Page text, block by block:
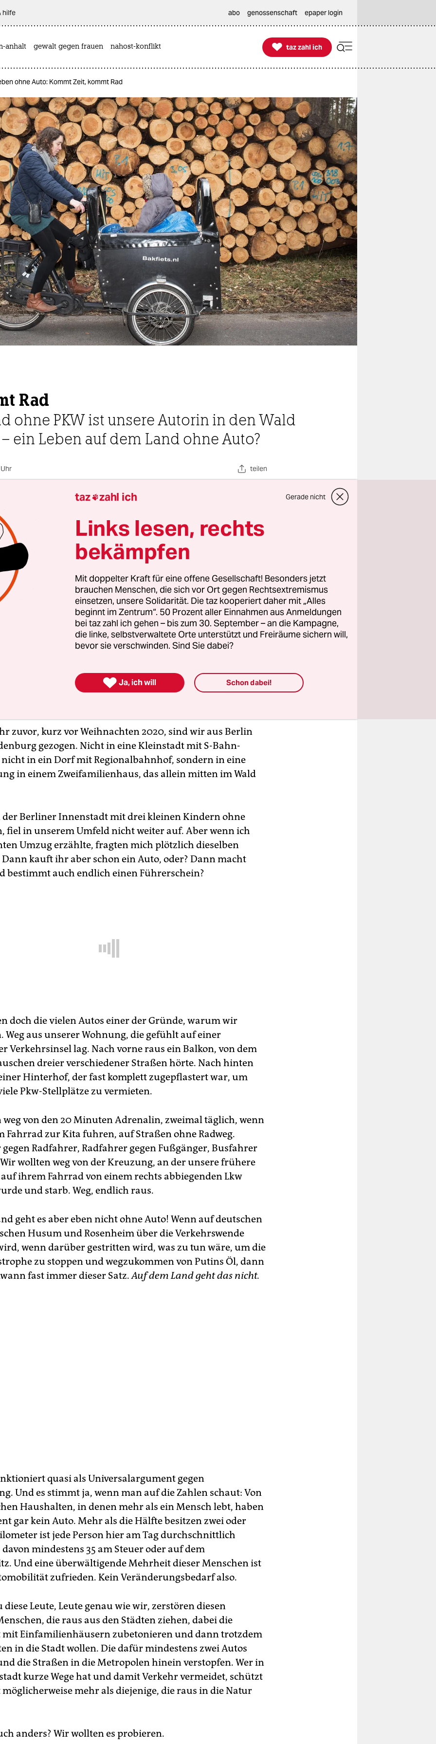
hilfe abo genossenschaft epaper login
anhalt gewalt gegen frauen nahost-konflikt 
taz zahl ich
taz zahl ich
ohne Auto: Kommt Zeit, kommt Rad
Rad
ohne PKW ist unsere Autorin in den Wald
ein Leben auf dem Land ohne Auto?
teilen
Morgen des 3. Januar ist es so weit. Um 5.50 Uhr sitze ich
dem Handy in der Hand auf dem Klodeckel und tippe bei
Kleinanzeigen „Gebrauchtwagen“ und meine
ein. Nur mal schauen.
der Regen gegen das Badezimmerfenster, es ist
das Thermometer zeigt 1 Grad über Null. In weniger als
müssen mein Freund oder ich unsere zwei
bringen. Ohne Auto, wie immer. Straßenlaternen gibt es
des Weges nicht, nur Hunderte Kiefern, die im Wind
zuvor, kurz vor Weihnachten 2020, sind wir aus Berlin
gezogen. Nicht in eine Kleinstadt mit S-Bahn-
in ein Dorf mit Regionalbahnhof, sondern in eine
in einem Zweifamilienhaus, das allein mitten im Wald
der Berliner Innenstadt mit drei kleinen Kindern ohne
fiel in unserem Umfeld nicht weiter auf. Aber wenn ich
Umzug erzählte, fragten mich plötzlich dieselben
kauft ihr aber schon ein Auto, oder? Dann macht
bestimmt auch endlich einen Führerschein?
doch die vielen Autos einer der Gründe, warum wir
Weg aus unserer Wohnung, die gefühlt auf einer
Verkehrsinsel lag. Nach vorne raus ein Balkon, von dem
dreier verschiedener Straßen hörte. Nach hinten
Hinterhof, der fast komplett zugepflastert war, um
Pkw-Stellplätze zu vermieten.
weg von den 20 Minuten Adrenalin, zweimal täglich, wenn
Fahrrad zur Kita fuhren, auf Straßen ohne Radweg.
Radfahrer, Radfahrer gegen Fußgänger, Busfahrer
wollten weg von der Kreuzung, an der unsere frühere
ihrem Fahrrad von einem rechts abbiegenden Lkw
und starb. Weg, endlich raus.
geht es aber eben nicht ohne Auto! Wenn auf deutschen
Husum und Rosenheim über die Verkehrswende
wenn darüber gestritten wird, was zu tun wäre, um die
zu stoppen und wegzukommen von Putins Öl, dann
fast immer dieser Satz.Auf dem Land geht das nicht.
quasi als Universalargument gegen
Und es stimmt ja, wenn man auf die Zahlen schaut: Von
Haushalten, in denen mehr als ein Mensch lebt, haben
gar kein Auto. Mehr als die Hälfte besitzen zwei oder
ist jede Person hier am Tag durchschnittlich
mindestens 35 am Steuer oder auf dem
Und eine überwältigende Mehrheit dieser Menschen ist
zufrieden. Kein Veränderungsbedarf also.
diese Leute, Leute genau wie wir, zerstören diesen
die raus aus den Städten ziehen, dabei die
mit Einfamilienhäusern zubetonieren und dann trotzdem
in die Stadt wollen. Die dafür mindestens zwei Autos
die Straßen in die Metropolen hinein verstopfen. Wer in
kurze Wege hat und damit Verkehr vermeidet, schützt
möglicherweise mehr als diejenige, die raus in die Natur
anders? Wir wollten es probieren.
taz zahl ich Gerade nicht
Links lesen, rechts
bekämpfen
Mit doppelter Kraft für eine offene Gesellschaft! Besonders jetzt
brauchen Menschen, die sich vor Ort gegen Rechtsextremismus
einsetzen, unsere Solidarität. Die taz kooperiert daher mit „Alles
beginnt im Zentrum“. 50 Prozent aller Einnahmen aus Anmeldungen
bei taz zahl ich gehen – bis zum 30. September – an die Kampagne,
die linke, selbstverwaltete Orte unterstützt und Freiräume sichern will,
bevor sie verschwinden. Sind Sie dabei?
 Ja, ich will Schon dabei!